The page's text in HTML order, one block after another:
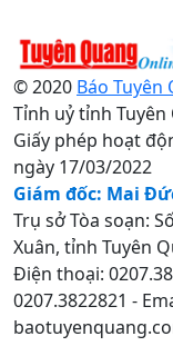
© 2020 Báo Tuyên
Tỉnh uỷ tỉnh Tuyên
Giấy phép hoạt
ngày 17/03/2022
Giám đốc: Mai
Trụ sở Tòa soạn:
Xuân, tỉnh Tuyên
Điện thoại:
0207.3822821 -